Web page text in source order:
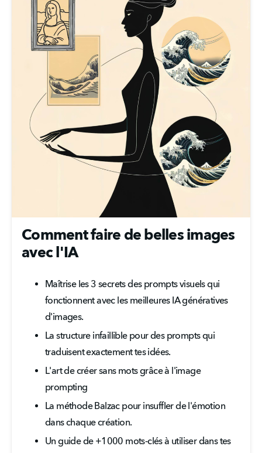
Comment faire de belles images
avec l'IA
Maîtrise les 3 secrets des prompts visuels qui
fonctionnent avec les meilleures IA génératives
d'images.
La structure infaillible pour des prompts qui
traduisent exactement tes idées.
L'art de créer sans mots grâce à l'image
prompting
La méthode Balzac pour insuffler de l'émotion
dans chaque création.
Un guide de +1000 mots-clés à utiliser dans tes